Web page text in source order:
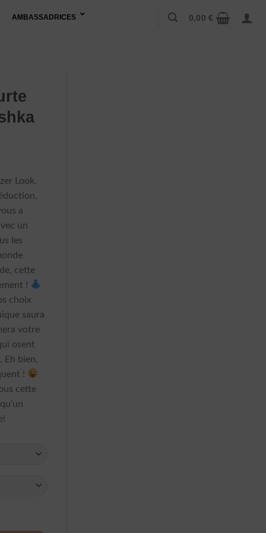
AMBASSADRICES 0,00€
Look,
a
un
les
cette
!
choix
saura
votre
osent
Eh bien,
!
cette